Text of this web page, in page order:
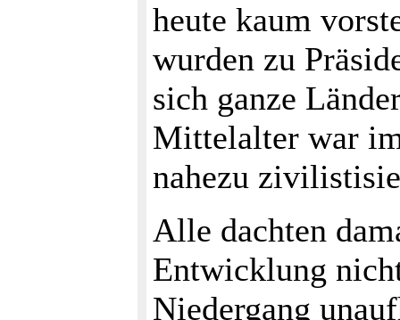
heute kaum
wurden zu
sich ganze
Mittelalter war
nahezu
Alle dachten
Entwicklung
Niedergang